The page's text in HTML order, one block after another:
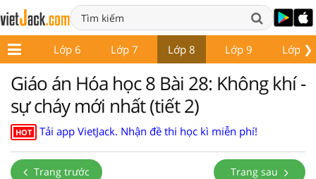
❯
5 Lớp 6 Lớp 7 Lớp 8 Lớp 9 Lớp 10
Giáo án Hóa học 8 Bài 28: Không khí -
sự cháy mới nhất (tiết 2)
HOT Tải app VietJack. Nhận đề thi học kì miễn phí!
Trang trước Trang sau